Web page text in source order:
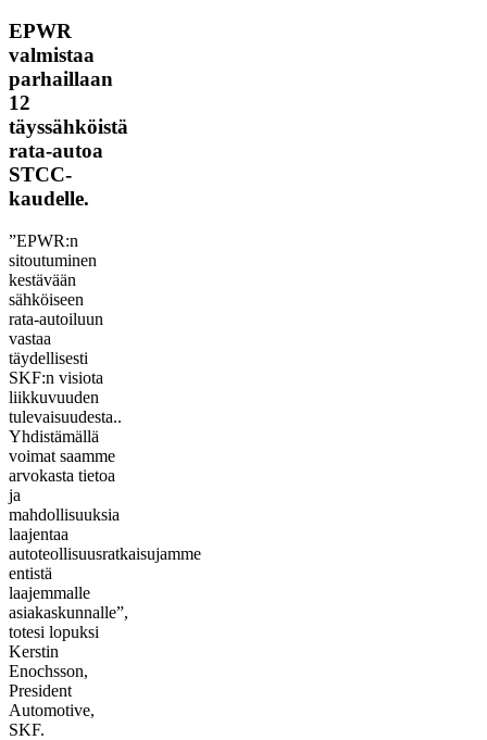
EPWR
valmistaa
parhaillaan
12
täyssähköistä
rata-autoa
STCC-
kaudelle.
”EPWR:n
sitoutuminen
kestävään
sähköiseen
rata-autoiluun
vastaa
täydellisesti
SKF:n visiota
liikkuvuuden
tulevaisuudesta..
Yhdistämällä
voimat saamme
arvokasta tietoa
ja
mahdollisuuksia
laajentaa
autoteollisuusratkaisujamme
entistä
laajemmalle
asiakaskunnalle”,
totesi lopuksi
Kerstin
Enochsson,
President
Automotive,
SKF.